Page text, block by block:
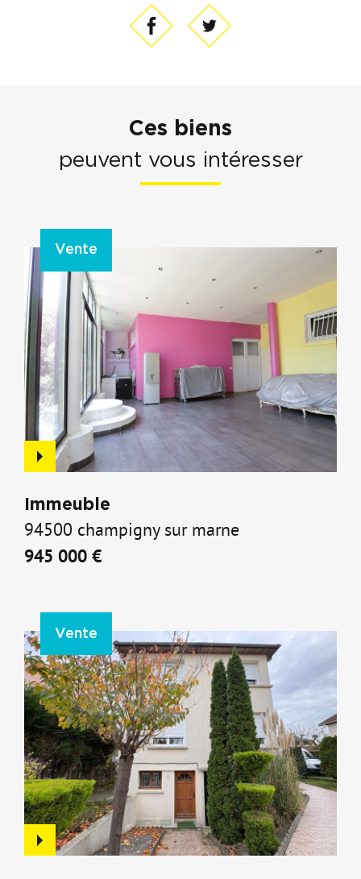
Ces biens
peuvent vous intéresser
Vente
Immeuble
94500 champigny sur marne
945 000 €
Vente